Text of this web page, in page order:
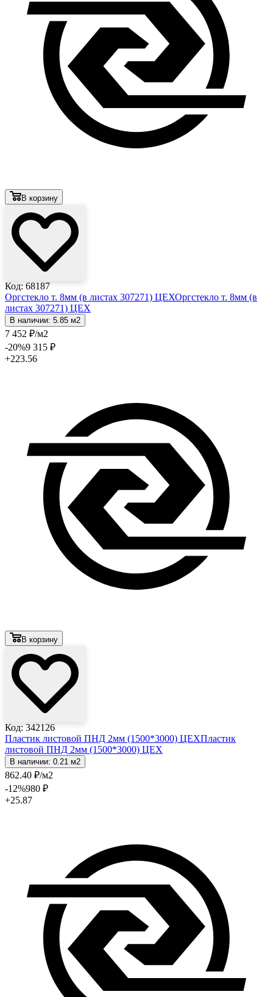
В корзину
Код: 68187
Оргстекло т. 8мм (в листах 307271) ЦЕХОргстекло т. 8мм (в
листах 307271) ЦЕХ
В наличии: 5.85 м2
7 452 ₽/м2
-20%9 315 ₽
+223.56
В корзину
Код: 342126
Пластик листовой ПНД 2мм (1500*3000) ЦЕХПластик
листовой ПНД 2мм (1500*3000) ЦЕХ
В наличии: 0.21 м2
862.40 ₽/м2
-12%980 ₽
+25.87